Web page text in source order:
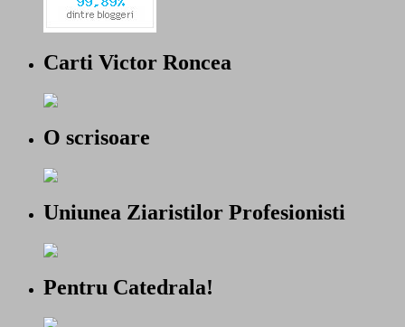
Carti Victor Roncea
O scrisoare
Uniunea Ziaristilor Profesionisti
Pentru Catedrala!